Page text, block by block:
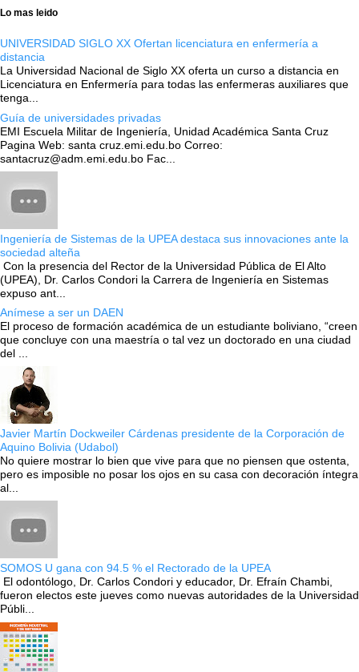
Lo mas leido
UNIVERSIDAD SIGLO XX Ofertan licenciatura en enfermería a
distancia
La Universidad Nacional de Siglo XX oferta un curso a distancia en
Licenciatura en Enfermería para todas las enfermeras auxiliares que
tenga...
Guía de universidades privadas
EMI Escuela Militar de Ingeniería, Unidad Académica Santa Cruz
Pagina Web: santa cruz.emi.edu.bo Correo:
santacruz@adm.emi.edu.bo Fac...
Ingeniería de Sistemas de la UPEA destaca sus innovaciones ante la
sociedad alteña
Con la presencia del Rector de la Universidad Pública de El Alto
(UPEA), Dr. Carlos Condori la Carrera de Ingeniería en Sistemas
expuso ant...
Anímese a ser un DAEN
El proceso de formación académica de un estudiante boliviano, “creen
que concluye con una maestría o tal vez un doctorado en una ciudad
del ...
Javier Martín Dockweiler Cárdenas presidente de la Corporación de
Aquino Bolivia (Udabol)
No quiere mostrar lo bien que vive para que no piensen que ostenta,
pero es imposible no posar los ojos en su casa con decoración íntegra
al...
SOMOS U gana con 94.5 % el Rectorado de la UPEA
El odontólogo, Dr. Carlos Condori y educador, Dr. Efraín Chambi,
fueron electos este jueves como nuevas autoridades de la Universidad
Públi...